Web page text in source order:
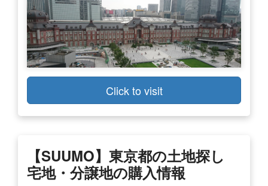
Click to visit
【SUUMO】東京都の土地探し
宅地・分譲地の購入情報